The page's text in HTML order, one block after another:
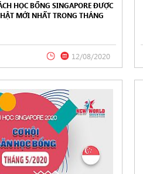
HỌC BỔNG SINGAPORE ĐƯỢC
MỚI NHẤT TRONG THÁNG
12/08/2020